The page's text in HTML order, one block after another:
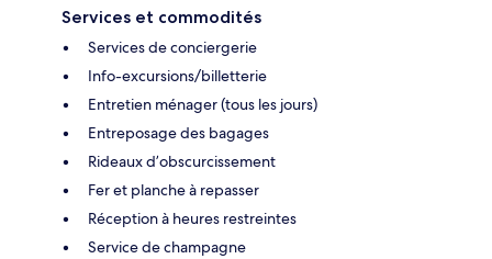
Services et commodités
Services de conciergerie
Info-excursions/billetterie
Entretien ménager (tous les jours)
Entreposage des bagages
Rideaux d’obscurcissement
Fer et planche à repasser
Réception à heures restreintes
Service de champagne